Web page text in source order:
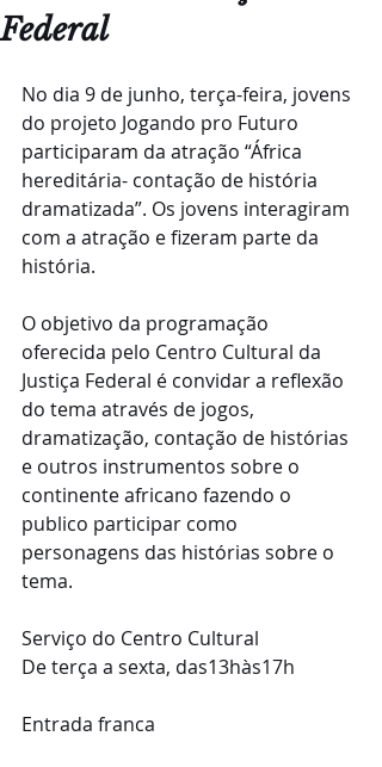
Federal
No dia 9 de junho, terça-feira, jovens
do projeto Jogando pro Futuro
participaram da atração “África
hereditária- contação de história
dramatizada”. Os jovens interagiram
com a atração e fizeram parte da
história.
O objetivo da programação
oferecida pelo Centro Cultural da
Justiça Federal é convidar a reflexão
do tema através de jogos,
dramatização, contação de histórias
e outros instrumentos sobre o
continente africano fazendo o
publico participar como
personagens das histórias sobre o
tema.
Serviço do Centro Cultural
De terça a sexta, das13hàs17h
Entrada franca